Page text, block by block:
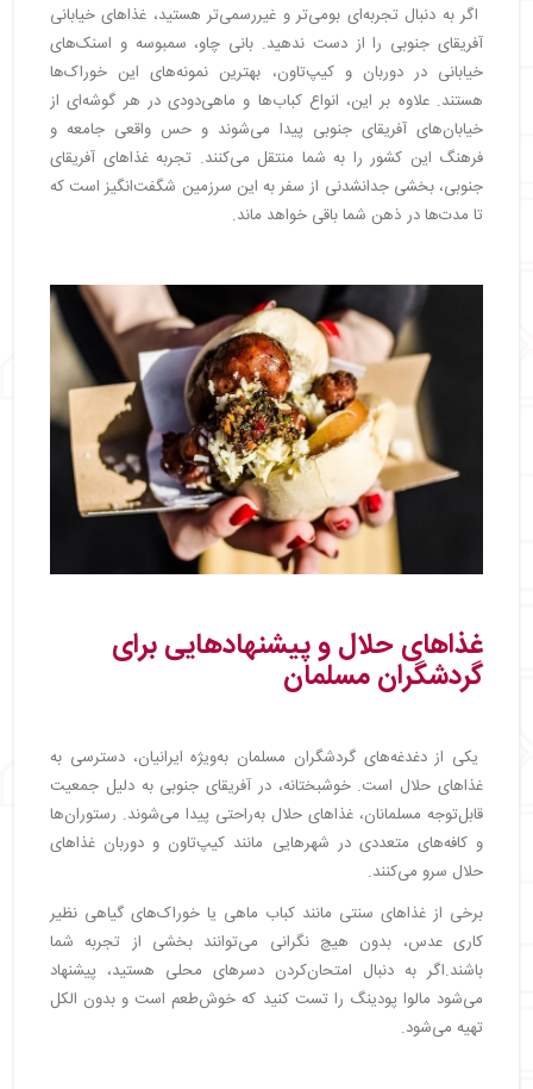
اگر به دنبال تجربه‌ای بومی‌تر و غیررسمی‌تر هستید، غذاهای خیابانی
آفریقای جنوبی را از دست ندهید. بانی چاو، سمبوسه و اسنک‌های
خیابانی در دوربان و کیپ‌تاون، بهترین نمونه‌های این خوراک‌ها
هستند. علاوه بر این، انواع کباب‌ها و ماهی‌دودی در هر گوشه‌ای از
خیابان‌های آفریقای جنوبی پیدا می‌شوند و حس واقعی جامعه و
فرهنگ این کشور را به شما منتقل می‌کنند. تجربه غذاهای آفریقای
جنوبی، بخشی جدانشدنی از سفر به این سرزمین شگفت‌انگیز است که
تا مدت‌ها در ذهن شما باقی خواهد ماند.
غذاهای حلال و پیشنهادهایی برای
گردشگران مسلمان
یکی از دغدغه‌های گردشگران مسلمان به‌ویژه ایرانیان، دسترسی به
غذاهای حلال است. خوشبختانه، در آفریقای جنوبی به دلیل جمعیت
قابل‌توجه مسلمانان، غذاهای حلال به‌راحتی پیدا می‌شوند. رستوران‌ها
و کافه‌های متعددی در شهرهایی مانند کیپ‌تاون و دوربان غذاهای
حلال سرو می‌کنند.
برخی از غذاهای سنتی مانند کباب ماهی یا خوراک‌های گیاهی نظیر
کاری عدس، بدون هیچ نگرانی می‌توانند بخشی از تجربه شما
باشند.اگر به دنبال امتحان‌کردن دسرهای محلی هستید، پیشنهاد
می‌شود مالوا پودینگ را تست کنید که خوش‌طعم است و بدون الکل
تهیه می‌شود.